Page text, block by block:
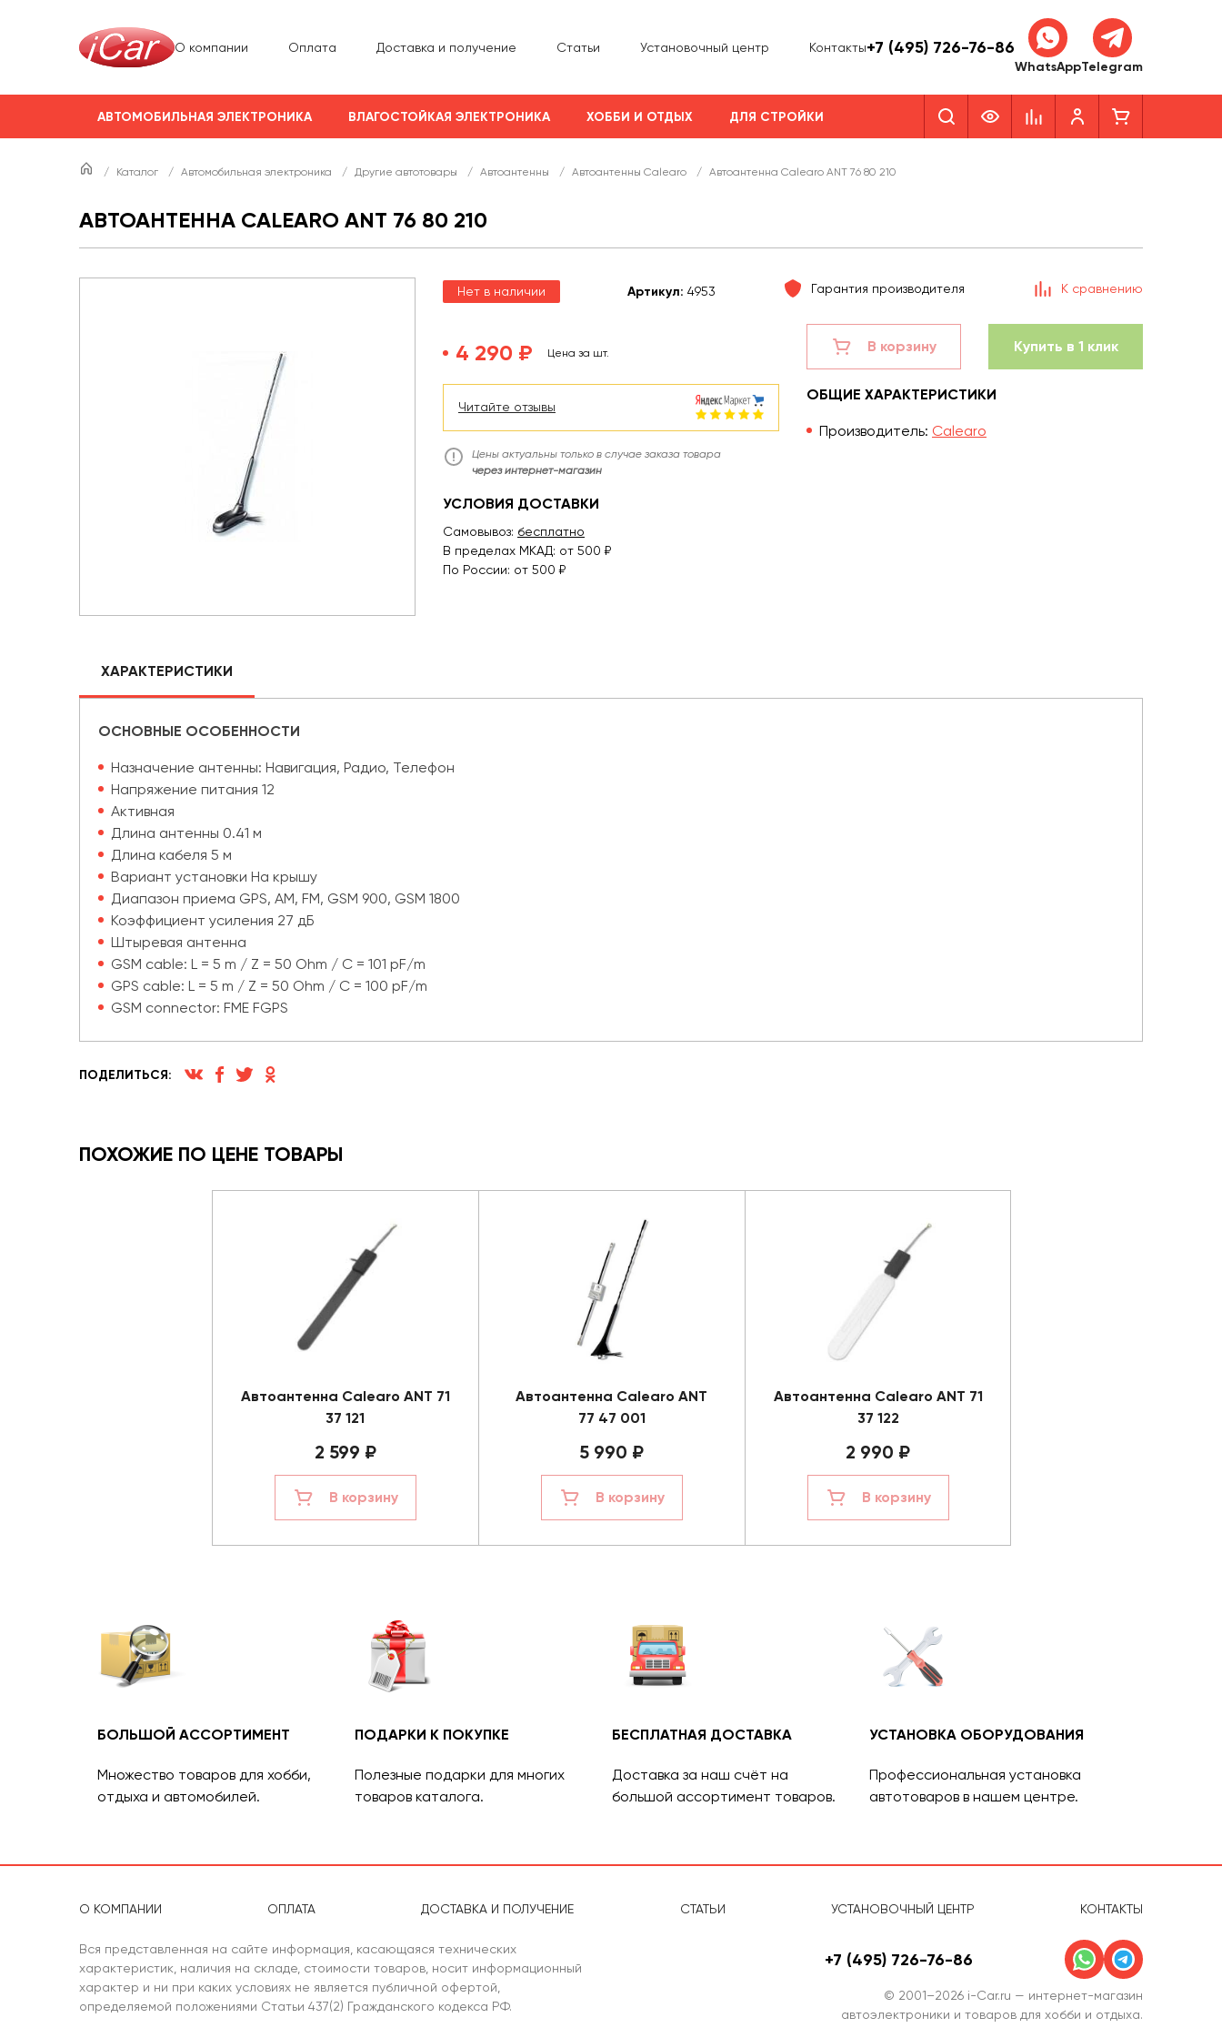
О компании Оплата Доставка и получение Статьи Установочный центр Контакты+7 (495) 726-76-86
WhatsAppTelegram
АВТОМОБИЛЬНАЯ ЭЛЕКТРОНИКА ВЛАГОСТОЙКАЯ ЭЛЕКТРОНИКА ХОББИ И ОТДЫХ ДЛЯ СТРОЙКИ
/ Каталог / Автомобильная электроника / Другие автотовары / Автоантенны / Автоантенны Calearo / Автоантенна Calearo ANT 76 80 210
АВТОАНТЕННА CALEARO ANT 76 80 210
Нет в наличии Артикул: 4953 Гарантия производителя К сравнению
4 290 ₽ Цена за шт.
Читайте отзывы
Цены актуальны только в случае заказа товара
через интернет-магазин
УСЛОВИЯ ДОСТАВКИ
Самовывоз: бесплатно
В пределах МКАД: от 500 ₽
По России: от 500 ₽
В корзину Купить в 1 клик
ОБЩИЕ ХАРАКТЕРИСТИКИ
Производитель: Calearo
ХАРАКТЕРИСТИКИ
ОСНОВНЫЕ ОСОБЕННОСТИ
Назначение антенны: Навигация, Радио, Телефон
Напряжение питания 12
Активная
Длина антенны 0.41 м
Длина кабеля 5 м
Вариант установки На крышу
Диапазон приема GPS, AM, FM, GSM 900, GSM 1800
Коэффициент усиления 27 дБ
Штыревая антенна
GSM cable: L = 5 m / Z = 50 Ohm / C = 101 pF/m
GPS cable: L = 5 m / Z = 50 Ohm / C = 100 pF/m
GSM connector: FME FGPS
ПОДЕЛИТЬСЯ:
ПОХОЖИЕ ПО ЦЕНЕ ТОВАРЫ
Автоантенна Calearo ANT 71
37 121
2 599 ₽
В корзину
Автоантенна Calearo ANT
77 47 001
5 990 ₽
В корзину
Автоантенна Calearo ANT 71
37 122
2 990 ₽
В корзину
БОЛЬШОЙ АССОРТИМЕНТ
Множество товаров для хобби,
отдыха и автомобилей.
ПОДАРКИ К ПОКУПКЕ
Полезные подарки для многих
товаров каталога.
БЕСПЛАТНАЯ ДОСТАВКА
Доставка за наш счёт на
большой ассортимент товаров.
УСТАНОВКА ОБОРУДОВАНИЯ
Профессиональная установка
автотоваров в нашем центре.
О КОМПАНИИ ОПЛАТА ДОСТАВКА И ПОЛУЧЕНИЕ СТАТЬИ УСТАНОВОЧНЫЙ ЦЕНТР КОНТАКТЫ
Вся представленная на сайте информация, касающаяся технических
характеристик, наличия на складе, стоимости товаров, носит информационный
характер и ни при каких условиях не является публичной офертой,
определяемой положениями Статьи 437(2) Гражданского кодекса РФ.
+7 (495) 726-76-86
© 2001–2026 i-Car.ru — интернет-магазин
автоэлектроники и товаров для хобби и отдыха.